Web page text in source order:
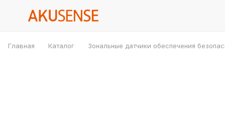
Главная Каталог Зональные датчики обеспечения